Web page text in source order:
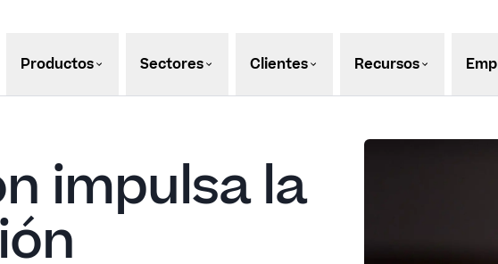
Productos Sectores Clientes Recursos
impulsa la